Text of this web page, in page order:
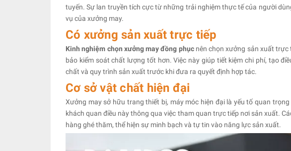
tuyến. Sự lan truyền tích cực từ những trải nghiệm thực tế của người
vụ của xưởng may.
Có xưởng sản xuất trực tiếp
Kinh nghiệm chọn xưởng may đồng phục nên chọn xưởng sản xuất
bảo kiểm soát chất lượng tốt hơn. Việc này giúp tiết kiệm chi phí, tạo
chất và quy trình sản xuất trước khi đưa ra quyết định hợp tác.
Cơ sở vật chất hiện đại
Xưởng may sở hữu trang thiết bị, máy móc hiện đại là yếu tố quan
khách quan điều này thông qua việc tham quan trực tiếp nơi sản xuất.
hàng ghé thăm, thể hiện sự minh bạch và tự tin vào năng lực sản xuất.